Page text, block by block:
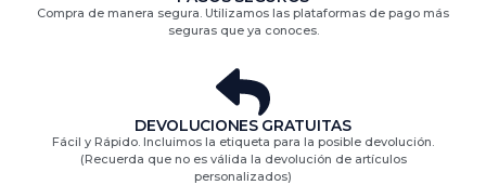
Compra de manera segura. Utilizamos las plataformas de pago más
seguras que ya conoces.
DEVOLUCIONES GRATUITAS​
Fácil y Rápido. Incluimos la etiqueta para la posible devolución.
(Recuerda que no es válida la devolución de artículos
personalizados)​